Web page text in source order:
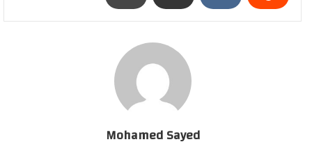
Mohamed Sayed